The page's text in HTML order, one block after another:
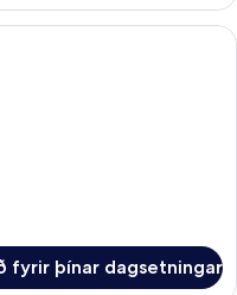
strauborð, ókeypis
fyrir þínar dagsetningar